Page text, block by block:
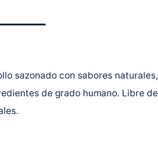
sazonado con sabores
de grado humano. Libre